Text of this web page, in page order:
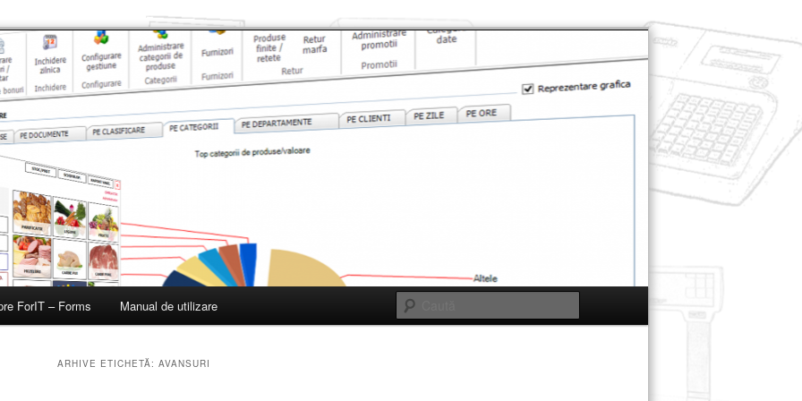
restaurante, baruri si fast-fooduri
ForIT – Forms Manual de utilizare
ARHIVE ETICHETĂ: AVANSURI